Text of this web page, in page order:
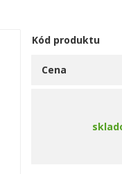
Kód produktu
Cena